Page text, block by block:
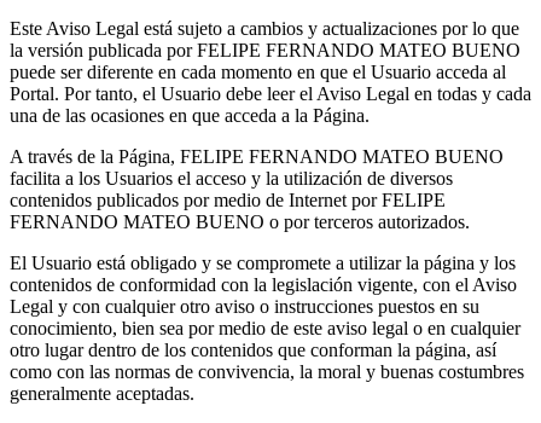
Este Aviso Legal está sujeto a cambios y actualizaciones por lo que
la versión publicada por FELIPE FERNANDO MATEO BUENO
puede ser diferente en cada momento en que el Usuario acceda al
Portal. Por tanto, el Usuario debe leer el Aviso Legal en todas y cada
una de las ocasiones en que acceda a la Página.
A través de la Página, FELIPE FERNANDO MATEO BUENO
facilita a los Usuarios el acceso y la utilización de diversos
contenidos publicados por medio de Internet por FELIPE
FERNANDO MATEO BUENO o por terceros autorizados.
El Usuario está obligado y se compromete a utilizar la página y los
contenidos de conformidad con la legislación vigente, con el Aviso
Legal y con cualquier otro aviso o instrucciones puestos en su
conocimiento, bien sea por medio de este aviso legal o en cualquier
otro lugar dentro de los contenidos que conforman la página, así
como con las normas de convivencia, la moral y buenas costumbres
generalmente aceptadas.